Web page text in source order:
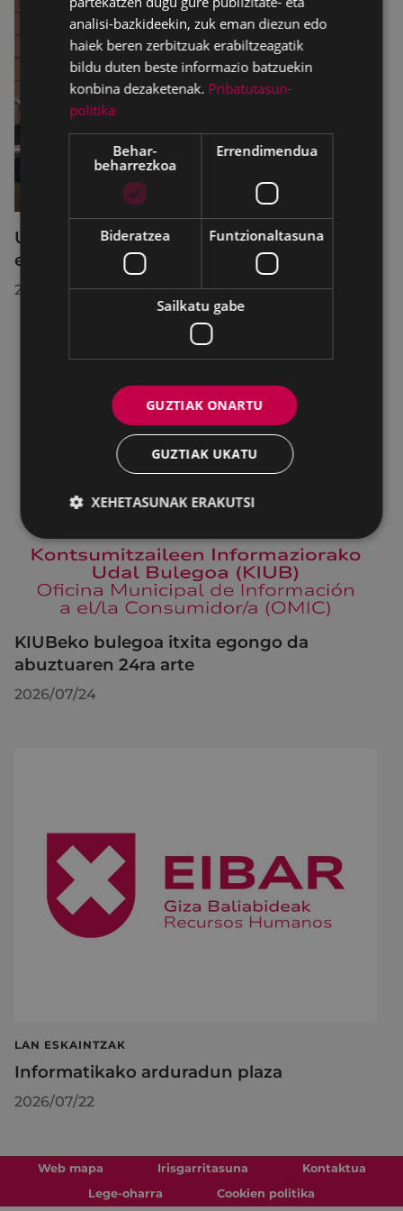
Udalbatzak 2026ko uztailaren 27an
egindako bilkuran hartutako erabakiak
2026/07/28
KIUBeko bulegoa itxita egongo da
abuztuaren 24ra arte
2026/07/24
LAN ESKAINTZAK
Informatikako arduradun plaza
2026/07/22
Web mapa Irisgarritasuna
Kontaktua
Lege-oharra
Cookien politika
analisi-bazkideekin, zuk eman diezun edo
haiek beren zerbitzuak erabiltzeagatik
bildu duten beste informazio batzuekin
konbina dezaketenak. Pribatutasun-
politika
Behar-
beharrezkoa
Errendimendua
Bideratzea Funtzionaltasuna
Sailkatu gabe
GUZTIAK ONARTU
GUZTIAK UKATU
XEHETASUNAK ERAKUTSI